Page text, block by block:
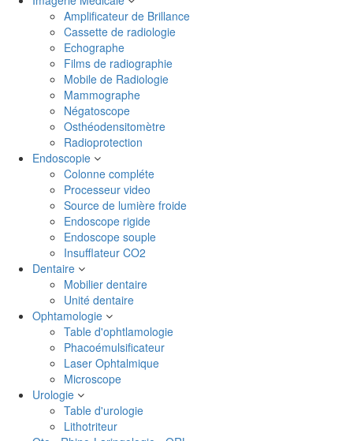
Amplificateur de Brillance
Cassette de radiologie
Echographe
Films de radiographie
Mobile de Radiologie
Mammographe
Négatoscope
Osthéodensitomètre
Radioprotection
Endoscopie
Colonne compléte
Processeur video
Source de lumière froide
Endoscope rigide
Endoscope souple
Insufflateur CO2
Dentaire
Mobilier dentaire
Unité dentaire
Ophtamologie
Table d'ophtlamologie
Phacoémulsificateur
Laser Ophtalmique
Microscope
Urologie
Table d'urologie
Lithotriteur